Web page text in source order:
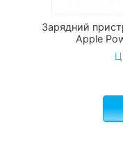
Зарядний
Apple